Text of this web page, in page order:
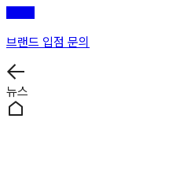
브랜드 입점 문의
뉴스